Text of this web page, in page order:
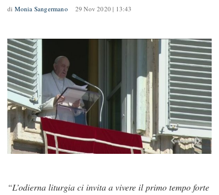
di Monia Sangermano 29 Nov 2020 | 13:43
“L’odierna liturgia ci invita a vivere il primo tempo forte